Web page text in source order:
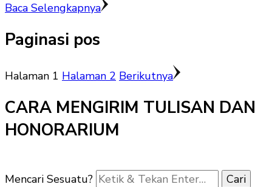
Baca Selengkapnya
Paginasi pos
Halaman 1 Halaman 2 Berikutnya
CARA MENGIRIM TULISAN DAN
HONORARIUM
Mencari Sesuatu?